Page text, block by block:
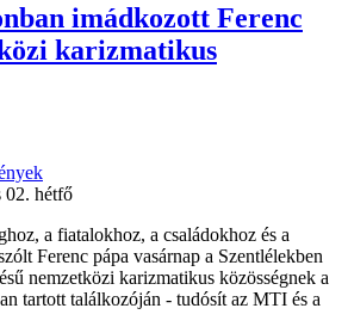
imádkozott Ferenc
karizmatikus
02. hétfő
a fiatalokhoz, a családokhoz és a
Ferenc pápa vasárnap a Szentlélekben
nemzetközi karizmatikus közösségnek a
tartott találkozóján - tudósít az MTI és a